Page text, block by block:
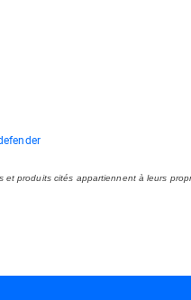
et produits cités appartiennent à leurs